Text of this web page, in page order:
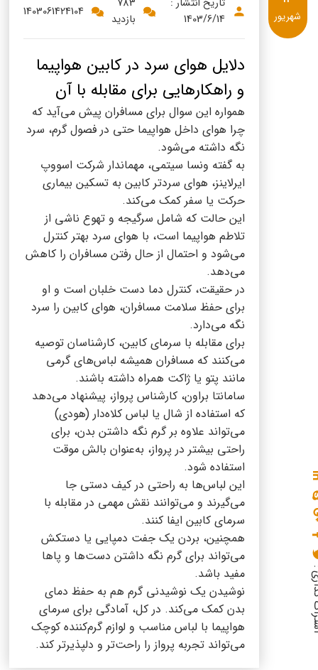
سینما دوماس
دانستنی های سلامت
گالری تصاویر
English
Russian
Arabic
Turkish
1403/6/14
بازدید
1403061424104 شهریور
دلایل هوای سرد در کابین هواپیما
و راهکارهایی برای مقابله با آن
همواره این سوال برای مسافران پیش می‌آید که
چرا هوای داخل هواپیما حتی در فصول گرم، سرد
نگه داشته می‌شود.
به گفته ونسا سیتمی، مهماندار شرکت اسووپ
ایرلاینز، هوای سردتر کابین به تسکین بیماری
حرکت یا سفر کمک می‌کند.
این حالت که شامل سرگیجه و تهوع ناشی از
تلاطم هواپیما است، با هوای سرد بهتر کنترل
می‌شود و احتمال از حال رفتن مسافران را کاهش
می‌دهد.
در حقیقت، کنترل دما دست خلبان است و او
برای حفظ سلامت مسافران، هوای کابین را سرد
نگه می‌دارد.
برای مقابله با سرمای کابین، کارشناسان توصیه
می‌کنند که مسافران همیشه لباس‌های گرمی
مانند پتو یا ژاکت همراه داشته باشند.
سامانتا براون، کارشناس پرواز، پیشنهاد می‌دهد
که استفاده از شال یا لباس کلاه‌دار (هودی)
می‌تواند علاوه بر گرم نگه داشتن بدن، برای
راحتی بیشتر در پرواز، به‌عنوان بالش موقت
استفاده شود.
این لباس‌ها به راحتی در کیف دستی جا
می‌گیرند و می‌توانند نقش مهمی در مقابله با
سرمای کابین ایفا کنند.
همچنین، بردن یک جفت دمپایی یا دستکش
می‌تواند برای گرم نگه داشتن دست‌ها و پاها
مفید باشد.
نوشیدن یک نوشیدنی گرم هم به حفظ دمای
بدن کمک می‌کند. در کل، آمادگی برای سرمای
هواپیما با لباس مناسب و لوازم گرم‌کننده کوچک
می‌تواند تجربه پرواز را راحت‌تر و دلپذیرتر کند.
: